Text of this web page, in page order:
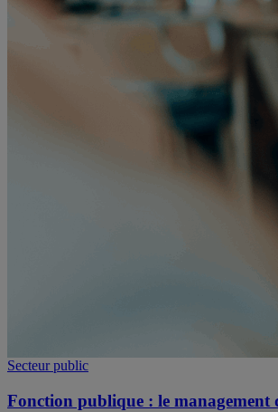
Secteur public
Fonction publique : le management